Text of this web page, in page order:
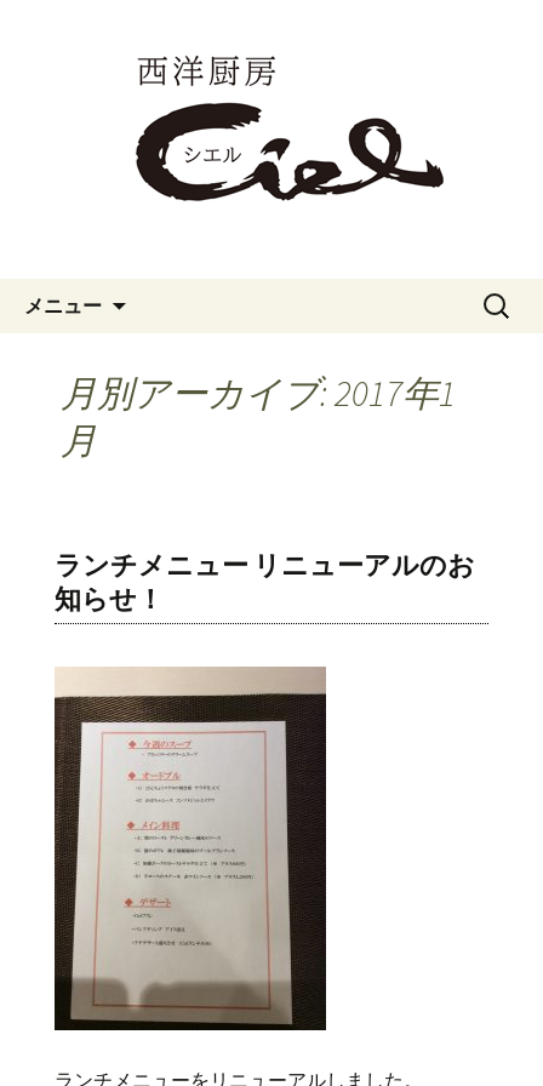
愛知県一宮市のカジュアルフレ
ンチ「西洋厨房シエル」のブロ
「西洋厨房シエル」のブログです。
メニュー
検
月別アーカイブ: 2017年1
月
ランチメニュー リニューアルのお
知らせ！
ランチメニューをリニューアルしました。